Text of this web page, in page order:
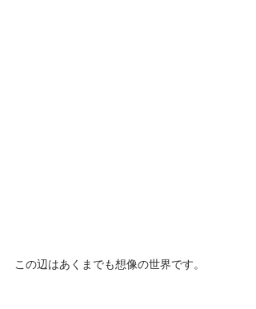
この辺はあくまでも想像の世界です。